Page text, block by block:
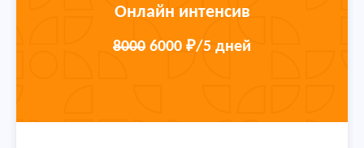
Онлайн интенсив
8000 6000 ₽/5 дней